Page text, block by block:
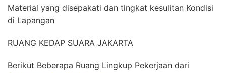
Material yang disepakati dan tingkat kesulitan Kondisi
di Lapangan
RUANG KEDAP SUARA JAKARTA
Berikut Beberapa Ruang Lingkup Pekerjaan dari